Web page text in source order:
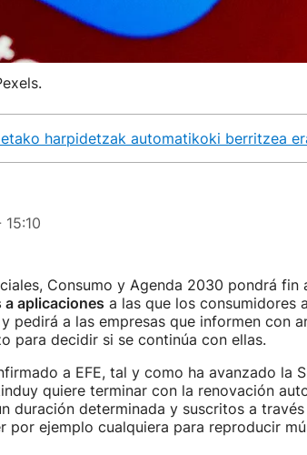
harpidetzak automatikoki berritzea
Consumo y Agenda 2030 pondrá fin
aplicaciones a las que los consumidores
pedirá a las empresas que informen con
para decidir si se continúa con ellas.
a EFE, tal y como ha avanzado la
quiere terminar con la renovación
duración determinada y suscritos a
por ejemplo cualquiera para reproducir